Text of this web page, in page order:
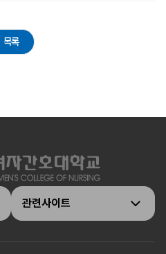
목록
관련사이트